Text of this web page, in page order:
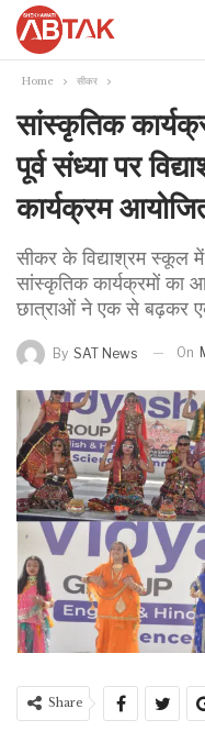
Home सीकर
सांस्कृतिक
पूर्व संध्या पर
कार्यक्रम
सीकर के विद्याश्रम स्कूल में
सांस्कृतिक कार्यक्रमों का
छात्राओं ने एक से बढ़कर
By SAT News On
Share